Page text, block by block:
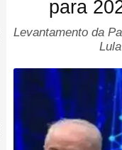
para
Levantamento da